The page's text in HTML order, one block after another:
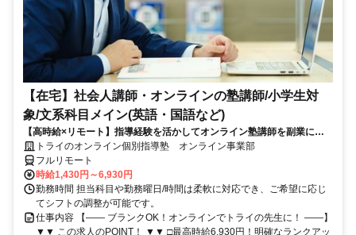
【在宅】社会人講師・オンラインの塾講師/小学生対
象/文系科目メイン(英語・国語など)
【高時給×リモート】指導経験を活かしてオンライン塾講師を副業に！
週1～OK！
トライのオンライン個別指導塾 オンライン事業部
フルリモート
時給1,430円～6,930円
勤務時間 担当科目や勤務曜日/時間は柔軟に対応でき、ご希望に応じ
てシフトの調整が可能です。
仕事内容 【―― ブランクOK！オンラインでトライの先生に！ ――】
▼▼ この求人のPOINT！ ▼▼ □最高時給6,930円！明確なランクアッ